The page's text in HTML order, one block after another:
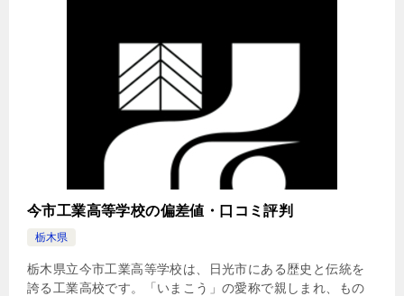
今市工業高等学校の偏差値・口コミ評判
栃木県
栃木県立今市工業高等学校は、日光市にある歴史と伝統を
誇る工業高校です。「いまこう」の愛称で親しまれ、もの